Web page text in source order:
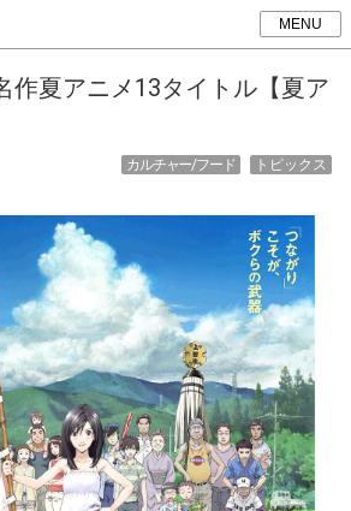
MENU
作夏アニメ13タイトル【夏ア
トピックス
カルチャー/フード